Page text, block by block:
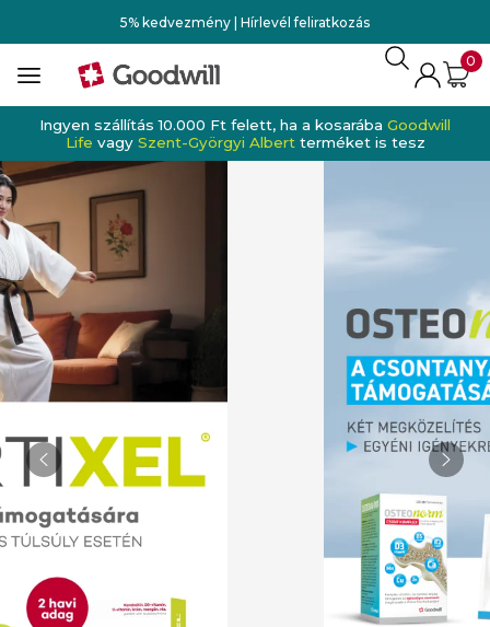
5% kedvezmény | Hírlevél feliratkozás
0
Ingyen szállítás 10.000 Ft felett, ha a kosarába Goodwill
Life vagy Szent-Györgyi Albert terméket is tesz